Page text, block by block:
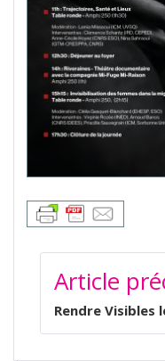
NAVIGATION
DE
L’ARTICLE
Article
Rendre Visibles